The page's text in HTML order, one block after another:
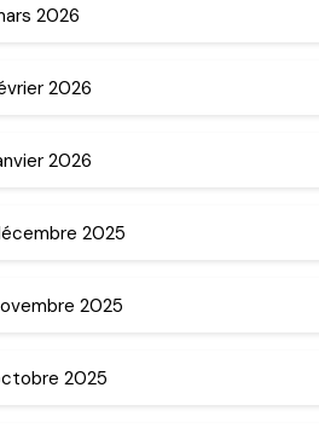
2026
2026
2026
2025
2025
2025